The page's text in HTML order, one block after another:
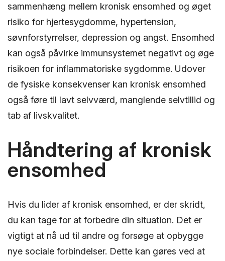
sammenhæng mellem kronisk ensomhed og øget
risiko for hjertesygdomme, hypertension,
søvnforstyrrelser, depression og angst. Ensomhed
kan også påvirke immunsystemet negativt og øge
risikoen for inflammatoriske sygdomme. Udover
de fysiske konsekvenser kan kronisk ensomhed
også føre til lavt selvværd, manglende selvtillid og
tab af livskvalitet.
Håndtering af kronisk
ensomhed
Hvis du lider af kronisk ensomhed, er der skridt,
du kan tage for at forbedre din situation. Det er
vigtigt at nå ud til andre og forsøge at opbygge
nye sociale forbindelser. Dette kan gøres ved at